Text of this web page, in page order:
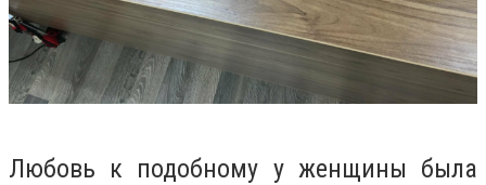
Любовь к подобному у женщины была